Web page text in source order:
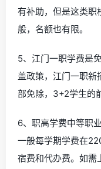
有补助，但是这类职
般，名额也有限。
5、江门一职学费是
盖政策，江门一职新
部免除，3+2学生的
6、职高学费中等职
一般每学期学费在
宿费和代办费。如需